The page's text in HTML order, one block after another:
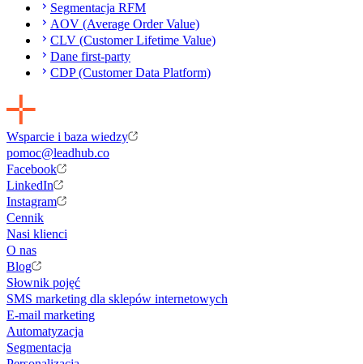
Segmentacja RFM
AOV (Average Order Value)
CLV (Customer Lifetime Value)
Dane first-party
CDP (Customer Data Platform)
Wsparcie i baza wiedzy
pomoc@leadhub.co
Facebook
LinkedIn
Instagram
Cennik
Nasi klienci
O nas
Blog
Słownik pojęć
SMS marketing dla sklepów internetowych
E-mail marketing
Automatyzacja
Segmentacja